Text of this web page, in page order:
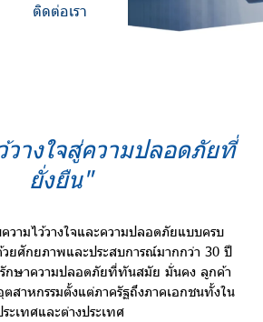
ติดต่อเรา
วางใจสู่ความปลอดภัยที่
ยั่งยืน"
วามไว้วางใจและความปลอดภัยแบบครบ
ยศักยภาพและประสบการณ์มากกว่า 30 ปี
รักษาความปลอดภัยที่ทันสมัย มั่นคง ลูกค้า
สาหกรรมตั้งแต่ภาครัฐถึงภาคเอกชนทั้งใน
ะเทศและต่างประเทศ